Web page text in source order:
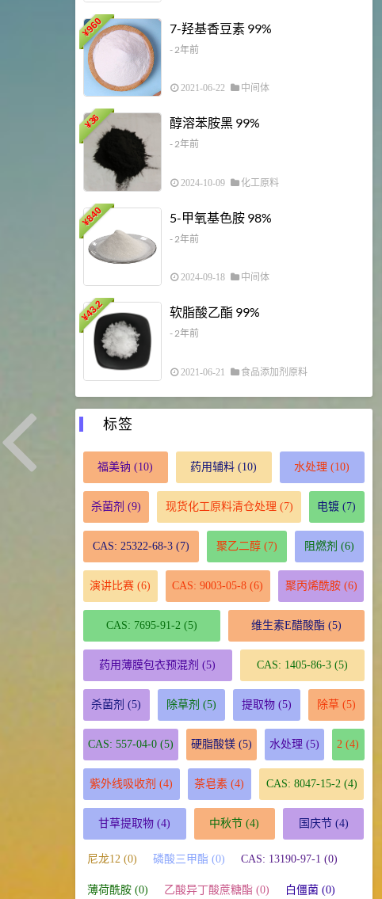
¥
960 7-羟基香豆素 99%
- 2年前
2021-06-22 中间体
¥
36 醇溶苯胺黑 99%
- 2年前
2024-10-09 化工原料
¥
840 5-甲氧基色胺 98%
- 2年前
2024-09-18 中间体
¥
43.2 软脂酸乙酯 99%
- 2年前
2021-06-21 食品添加剂原料
标签
福美钠 (10) 药用辅料 (10) 水处理 (10)
杀菌剂 (9) 现货化工原料清仓处理 (7) 电镀 (7)
CAS: 25322-68-3(7) 聚乙二醇(7) 阻燃剂 (6)
演讲比赛 (6) CAS: 9003-05-8 (6) 聚丙烯酰胺(6)
CAS: 7695-91-2 (5) 维生素E醋酸酯(5)
药用薄膜包衣预混剂 (5) CAS: 1405-86-3(5)
杀菌剂 (5) 除草剂 (5) 提取物(5) 除草(5)
CAS: 557-04-0(5) 硬脂酸镁(5) 水处理 (5) 2 (4)
紫外线吸收剂 (4) 茶皂素 (4) CAS: 8047-15-2 (4)
甘草提取物 (4) 中秋节 (4) 国庆节(4)
尼龙12 (0) 磷酸三甲酯 (0) CAS: 13190-97-1 (0)
薄荷酰胺 (0) 乙酸异丁酸蔗糖酯 (0) 白僵菌 (0)